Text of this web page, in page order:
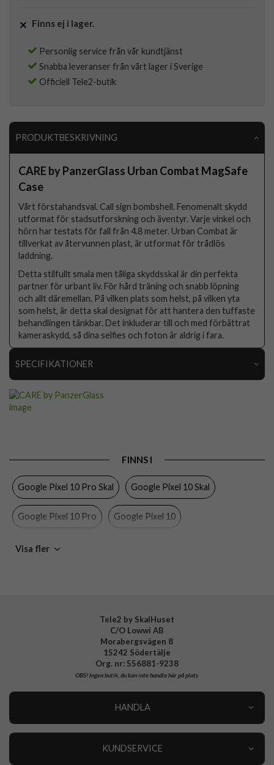
Finns ej i lager.
Personlig service från vår kundtjänst
Snabba leveranser från vårt lager i Sverige
Officiell Tele2-butik
PRODUKTBESKRIVNING
CARE by PanzerGlass Urban Combat MagSafe
Case
Vårt förstahandsval. Call sign bombshell. Fenomenalt skydd
utformat för stadsutforskning och äventyr. Varje vinkel och
hörn har testats för fall från 4.8 meter. Urban Combat är
tillverkat av återvunnen plast, är utformat för trådlös
laddning.
Detta stilfullt smala men tåliga skyddsskal är din perfekta
partner för urbant liv. För hård träning och snabb löpning
och allt däremellan. På vilken plats som helst, på vilken yta
som helst, är detta skal designat för att hantera den tuffaste
behandlingen tänkbar. Det inkluderar till och med förbättrat
kameraskydd, så dina selfies och foton är aldrig i fara.
SPECIFIKATIONER
Artikelnummer
Passar till
Trådlös laddning-kompatibel
Färg Genomskinlig
Material Hårdplast (PC), Mjukplast (TPU)
Varumärke CARE by PanzerGlass
FINNS I
Google Pixel 10 Pro Skal Google Pixel 10 Skal
Google Pixel 10 Pro Google Pixel 10
CARE by PanzerGlass
Visa fler
Tele2 by SkalHuset
C/O Lowwi AB
Morabergsvägen 8
15242 Södertälje
Org. nr: 556881-9238
OBS!Ingen butik, du kan inte handla här på plats
HANDLA
KUNDSERVICE